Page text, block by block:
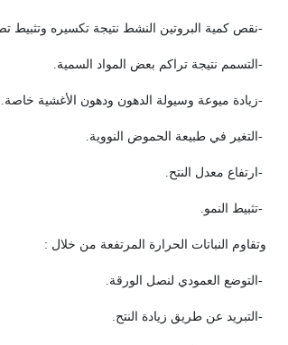
-نقص كمية البروتين النشط نتيجة تكسيره وتثبيط
- التسمم نتيجة تراكم بعض المواد السمية.
-زيادة ميوعة وسيولة الدهون ودهون الأغشية خاصة.
- التغير في طبيعة الحموض النووية.
- ارتفاع معدل النتح.
-تثبيط النمو.
وتقاوم النباتات الحرارة المرتفعة من خلال :
- التوضع العمودي لنصل الورقة.
- التبريد عن طريق زيادة النتح.